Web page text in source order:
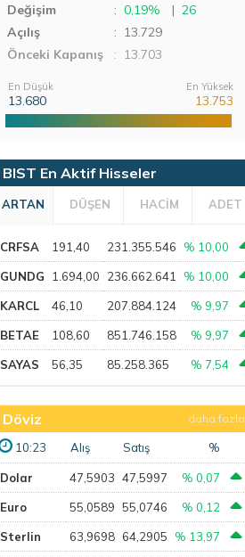
Değişim : 0,19% | 26
Açılış
: 13.729
Önceki Kapanış
: 13.703
En Düşük
13.680
En Yüksek
13.753
BIST En Aktif Hisseler
ARTAN DÜŞEN HACİM ADET
CRFSA 191,40 231.355.546 % 10,00
GUNDG 1.694,00 236.662.641 % 10,00
KARCL 46,10 207.884.124 % 9,97
BETAE 108,60 851.746.158 % 9,97
SAYAS 56,35 85.258.365 % 7,54
Döviz daha fazla
10:23 Alış Satış %
Dolar 47,5903 47,5997 % 0,07
Euro 55,0589 55,0746 % 0,12
Sterlin 63,9698 64,2905 % 13,97